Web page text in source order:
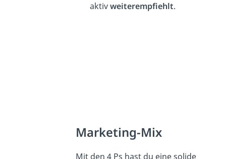
aktivweiterempfiehlt.
Marketing-Mix
Mit den 4 Ps hast du eine solide